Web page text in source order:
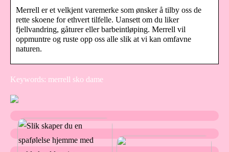
Merrell er et velkjent varemerke som ønsker å tilby oss de
rette skoene for ethvert tilfelle. Uansett om du liker
fjellvandring, gåturer eller barbeintløping. Merrell vil
oppmuntre og ruste opp oss alle slik at vi kan omfavne
naturen.
Keywords: merrell sko dame